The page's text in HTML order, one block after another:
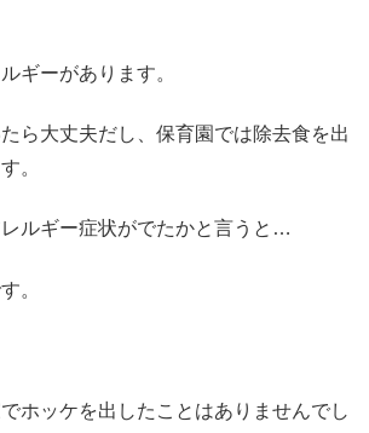
ギーがあります。
ら大丈夫だし、保育園では除去食を出
。
ルギー症状がでたかと言うと…
。
ホッケを出したことはありませんでし